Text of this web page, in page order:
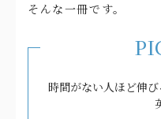
そんな一冊です。
時間がない人ほど伸